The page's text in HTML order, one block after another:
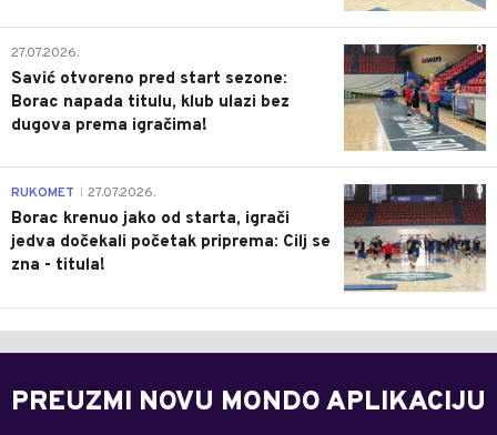
0
27.07.2026.
Savić otvoreno pred start sezone:
Borac napada titulu, klub ulazi bez
dugova prema igračima!
0
RUKOMET 27.07.2026.
Borac krenuo jako od starta, igrači
jedva dočekali početak priprema: Cilj se
zna - titula!
PREUZMI NOVU MONDO APLIKACIJU